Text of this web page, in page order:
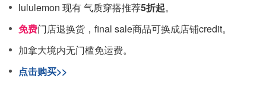
lululemon 现有 气质穿搭推荐5折起。
免费门店退换货，final sale商品可换成店铺credit。
加拿大境内无门槛免运费。
点击购买>>